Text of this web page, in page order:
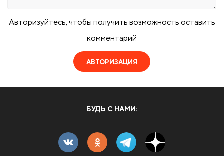
Авторизуйтесь, чтобы получить возможность оставить
комментарий
АВТОРИЗАЦИЯ
БУДЬ С НАМИ: